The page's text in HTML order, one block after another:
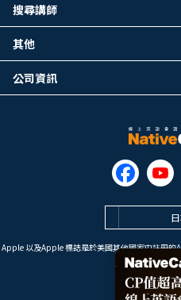
Apple 以及Apple 標誌是於美國其他國家中註冊
標
Google Play是
搜尋講師
其他
公司資訊